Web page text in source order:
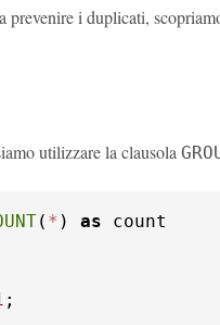
prevenire i duplicati,
utilizzare la clausola
( * ) as
;